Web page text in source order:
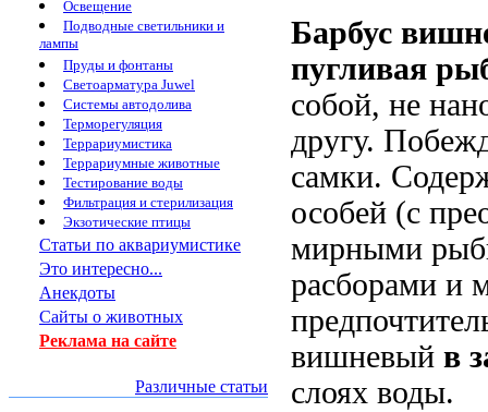
Освещение
Подводные светильники и
лампы
Пруды и фонтаны
Светоарматура Juwel
Системы автодолива
Терморегуляция
Террариумистика
Террариумные животные
Тестирование воды
Фильтрация и стерилизация
Экзотические птицы
Статьи по аквариумистике
Это интересно...
Анекдоты
Сайты о животных
Реклама на сайте
Различные статьи
Барбус
пугливая
собой, не
другу.
самки.
особей (с
мирными
расборами и
вишневый в
слоях воды.